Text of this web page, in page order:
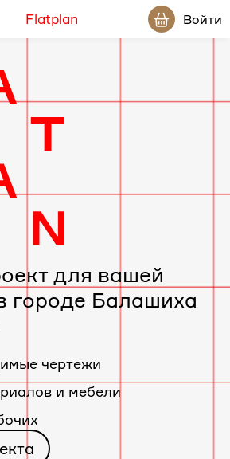
Flatplan Войти
для вашей
городе Балашиха
чертежи
и мебели